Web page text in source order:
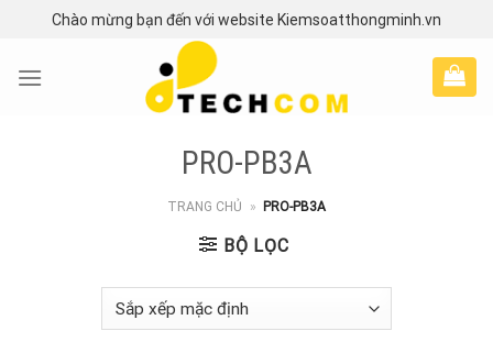
content
Chào mừng bạn đến với website Kiemsoatthongminh.vn
PRO-PB3A
TRANG CHỦ » PRO-PB3A
BỘ LỌC